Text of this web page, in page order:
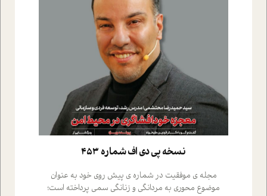
نسخه پي دي اف شماره 453
مجله ی موفقیت در شماره ی پیش روی خود به عنوان
موضوع محوری به مردانگی و زنانگی سمی پرداخته است؛